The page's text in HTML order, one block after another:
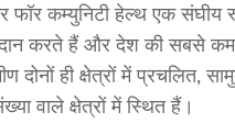
फॉर कम्युनिटी हेल्थ एक संघीय
करते हैं और देश की सबसे
दोनों ही क्षेत्रों में प्रचलित,
वाले क्षेत्रों में स्थित हैं।